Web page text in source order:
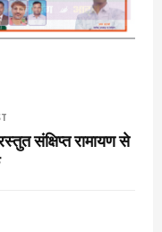
संक्षिप्त रामायण से